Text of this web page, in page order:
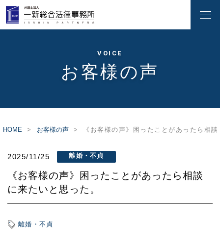
VOICE
お客様の声
HOME お客様の声 《お客様の声》困ったことがあったら相
2025/11/25 離婚・不貞
《お客様の声》困ったことがあったら相談
に来たいと思った。
離婚・不貞